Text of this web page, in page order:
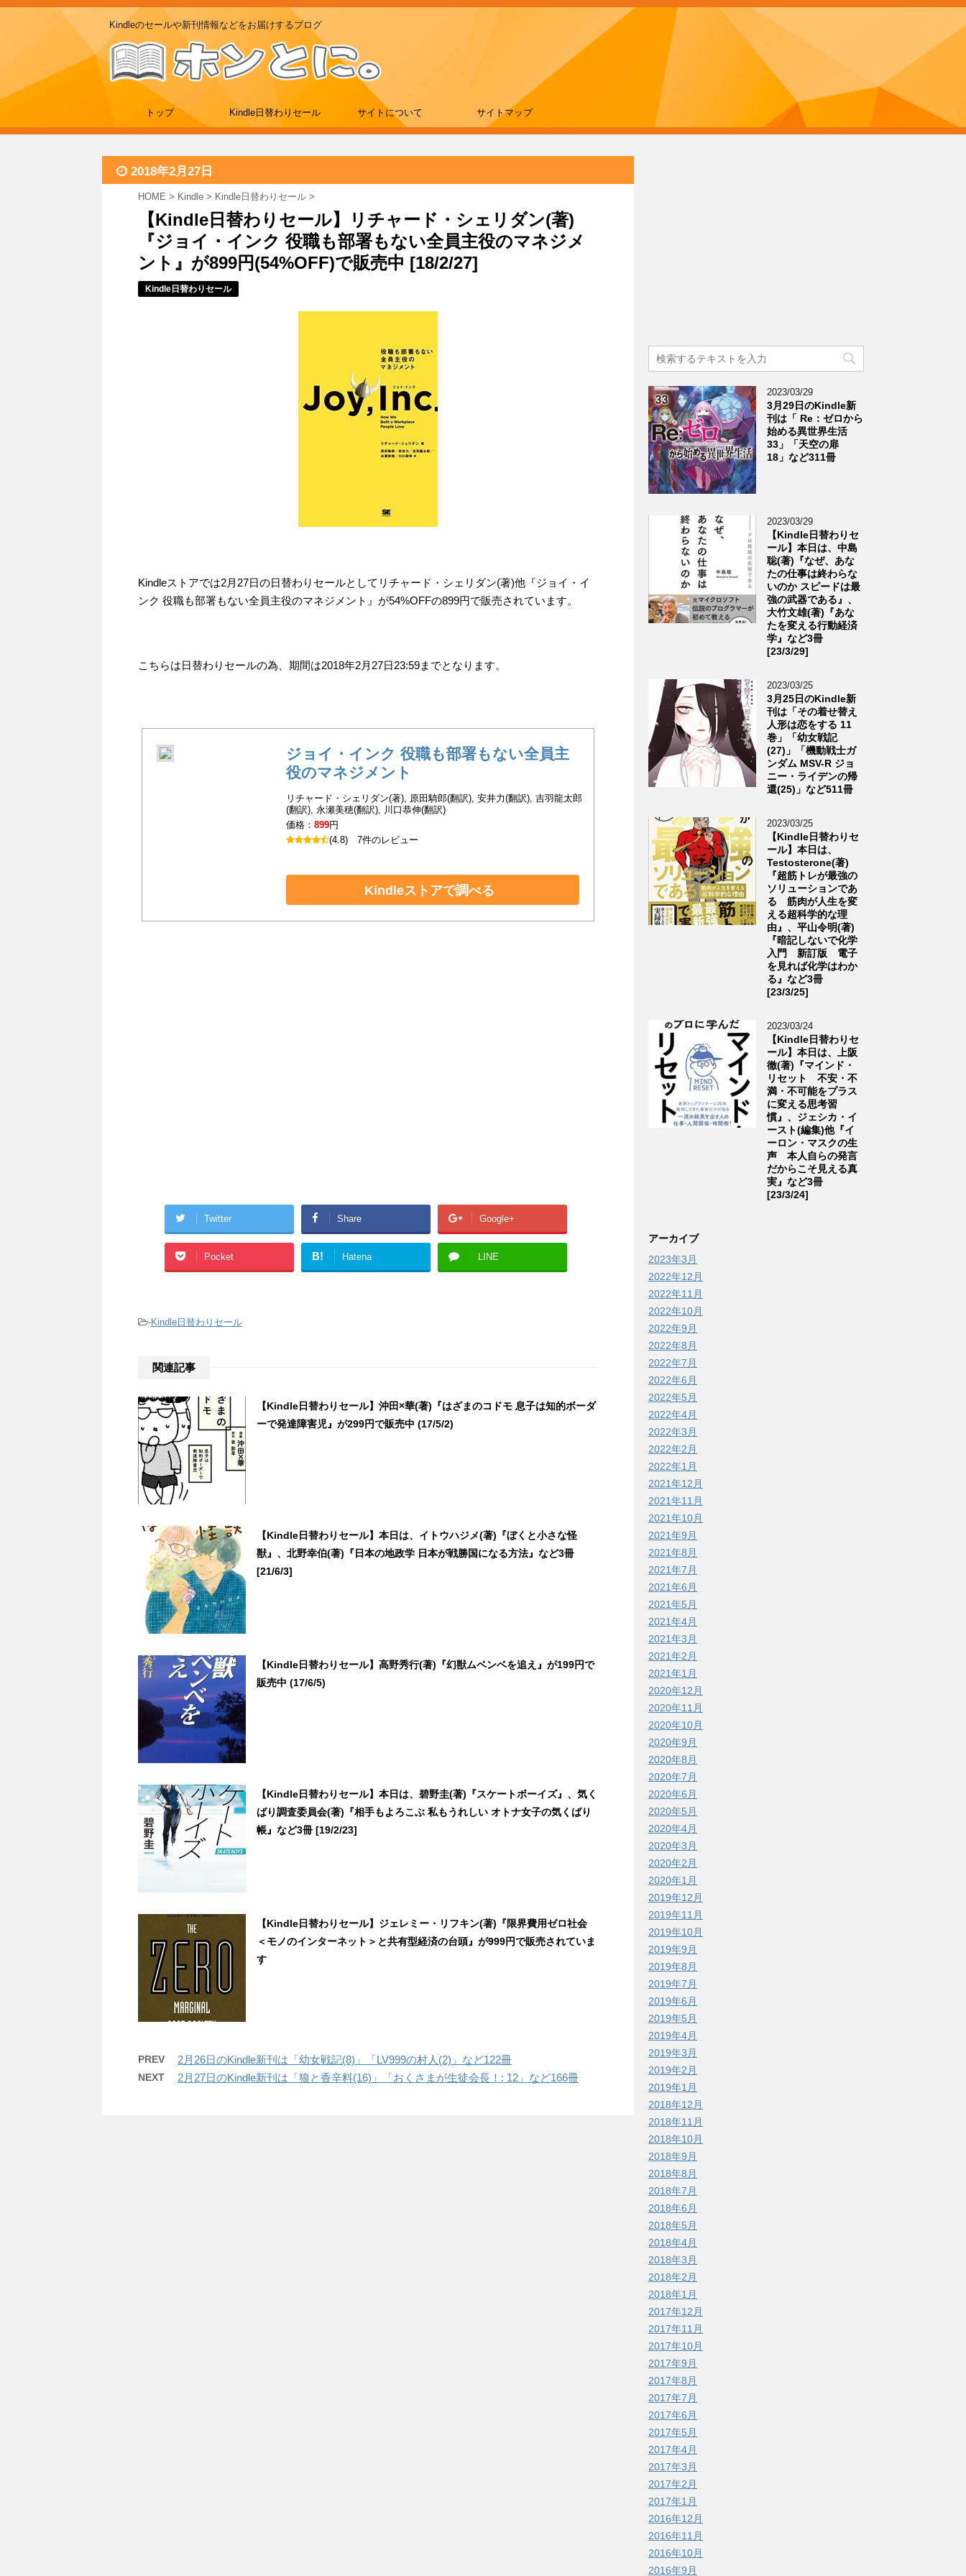
Kindleのセールや新刊情報などをお届けするブログ
トップ Kindle日替わりセール サイトについて サイトマップ
2018年2月27日
HOME > Kindle > Kindle日替わりセール >
【Kindle日替わりセール】リチャード・シェリダン(著)
『ジョイ・インク 役職も部署もない全員主役のマネジメ
ント』が899円(54%OFF)で販売中 [18/2/27]
Kindle日替わりセール
Kindleストアでは2月27日の日替わりセールとしてリチャード・シェリダン(著)他『ジョイ・イ
ンク 役職も部署もない全員主役のマネジメント』が54%OFFの899円で販売されています。
こちらは日替わりセールの為、期間は2018年2月27日23:59までとなります。
ジョイ・インク 役職も部署もない全員主
役のマネジメント
リチャード・シェリダン(著), 原田騎郎(翻訳), 安井力(翻訳), 吉羽龍太郎
(翻訳), 永瀬美穂(翻訳), 川口恭伸(翻訳)
価格：899円
(4.8)7件のレビュー
Kindleストアで調べる
Twitter Share Google+
Pocket B! Hatena LINE
-Kindle日替わりセール
関連記事
【Kindle日替わりセール】沖田×華(著)『はざまのコドモ 息子は知的ボーダ
ーで発達障害児』が299円で販売中 (17/5/2)
【Kindle日替わりセール】本日は、イトウハジメ(著)『ぼくと小さな怪
獣』、北野幸伯(著)『日本の地政学 日本が戦勝国になる方法』など3冊
[21/6/3]
【Kindle日替わりセール】高野秀行(著)『幻獣ムベンベを追え』が199円で
販売中 (17/6/5)
【Kindle日替わりセール】本日は、碧野圭(著)『スケートボーイズ』、気く
ばり調査委員会(著)『相手もよろこぶ 私もうれしい オトナ女子の気くばり
帳』など3冊 [19/2/23]
【Kindle日替わりセール】ジェレミー・リフキン(著)『限界費用ゼロ社会
＜モノのインターネット＞と共有型経済の台頭』が999円で販売されていま
す
PREV 2月26日のKindle新刊は「幼女戦記(8)」「LV999の村人(2)」など122冊
NEXT 2月27日のKindle新刊は「狼と香辛料(16)」「おくさまが生徒会長！: 12」など166冊
2023/03/29
3月29日のKindle新
刊は「 Re：ゼロから
始める異世界生活
33」「天空の扉
18」など311冊
2023/03/29
【Kindle日替わりセ
ール】本日は、中島
聡(著)『なぜ、あな
たの仕事は終わらな
いのか スピードは最
強の武器である』、
大竹文雄(著)『あな
たを変える行動経済
学』など3冊
[23/3/29]
2023/03/25
3月25日のKindle新
刊は「その着せ替え
人形は恋をする 11
巻」「幼女戦記
(27)」「機動戦士ガ
ンダム MSV-R ジョ
ニー・ライデンの帰
還(25)」など511冊
2023/03/25
【Kindle日替わりセ
ール】本日は、
Testosterone(著)
『超筋トレが最強の
ソリューションであ
る 筋肉が人生を変
える超科学的な理
由』、平山令明(著)
『暗記しないで化学
入門 新訂版 電子
を見れば化学はわか
る』など3冊
[23/3/25]
2023/03/24
【Kindle日替わりセ
ール】本日は、上阪
徹(著)『マインド・
リセット 不安・不
満・不可能をプラス
に変える思考習
慣』、ジェシカ・イ
ースト(編集)他『イ
ーロン・マスクの生
声 本人自らの発言
だからこそ見える真
実』など3冊
[23/3/24]
アーカイブ
2023年3月
2022年12月
2022年11月
2022年10月
2022年9月
2022年8月
2022年7月
2022年6月
2022年5月
2022年4月
2022年3月
2022年2月
2022年1月
2021年12月
2021年11月
2021年10月
2021年9月
2021年8月
2021年7月
2021年6月
2021年5月
2021年4月
2021年3月
2021年2月
2021年1月
2020年12月
2020年11月
2020年10月
2020年9月
2020年8月
2020年7月
2020年6月
2020年5月
2020年4月
2020年3月
2020年2月
2020年1月
2019年12月
2019年11月
2019年10月
2019年9月
2019年8月
2019年7月
2019年6月
2019年5月
2019年4月
2019年3月
2019年2月
2019年1月
2018年12月
2018年11月
2018年10月
2018年9月
2018年8月
2018年7月
2018年6月
2018年5月
2018年4月
2018年3月
2018年2月
2018年1月
2017年12月
2017年11月
2017年10月
2017年9月
2017年8月
2017年7月
2017年6月
2017年5月
2017年4月
2017年3月
2017年2月
2017年1月
2016年12月
2016年11月
2016年10月
2016年9月